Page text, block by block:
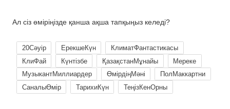
Ал сіз өміріңізде қанша ақша тапқыңыз келеді?
20Сәуір ЕрекшеКүн
КлиматФантастикасы
КлиФай
Күнтізбе ҚазақстанМұнайы
Мереке
МузыкантМиллиардер
ӨмірдіңМәні
ПолМаккартни
СаналыӨмір
ТарихиКүн ТеңізКенОрны